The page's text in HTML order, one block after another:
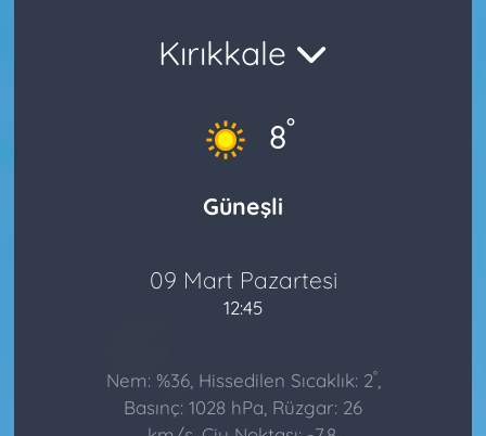
Kırıkkale
8°
Güneşli
09 Mart Pazartesi
12:45
Nem: %36, Hissedilen Sıcaklık: 2°,
Basınç: 1028 hPa, Rüzgar: 26